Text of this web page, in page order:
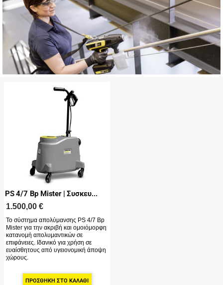
PS 4/7 Bp Mister | Συσκευ...
1.500,00 €
Το σύστημα απολύμανσης PS 4/7 Bp
Mister για την ακριβή και ομοιόμορφη
κατανομή απολυμαντικών σε
επιφάνειες. Ιδανικό για χρήση σε
ευαίσθητους από υγειονομική άποψη
χώρους.
ΠΡΟΣΘΉΚΗ ΣΤΟ ΚΑΛΆΘΙ